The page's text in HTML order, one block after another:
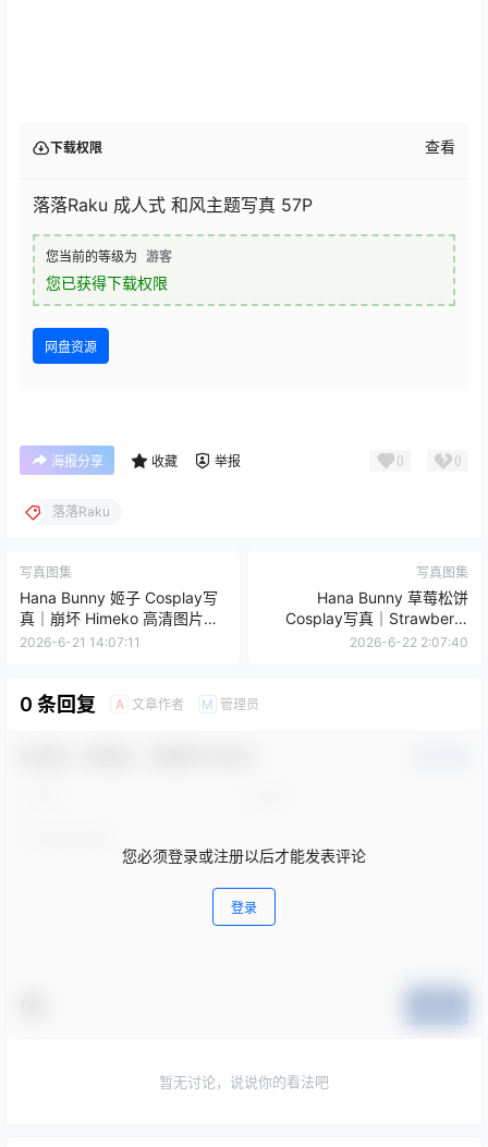
下载权限 查看
落落Raku 成人式 和风主题写真 57P
您当前的等级为 游客
您已获得下载权限
网盘资源
海报分享 收藏 举报 0 0
落落Raku
写真图集
Hana Bunny 姬子 Cosplay写
真｜崩坏 Himeko 高清图片合
集[14P-70.9M]
2026-6-21 14:07:11
写真图集
Hana Bunny 草莓松饼
Cosplay写真｜Strawberry
Pancake 高清图片合集[8P-
2026-6-22 2:07:40
0 条回复 A 文章作者 M 管理员
您必须登录或注册以后才能发表评论
登录
暂无讨论，说说你的看法吧